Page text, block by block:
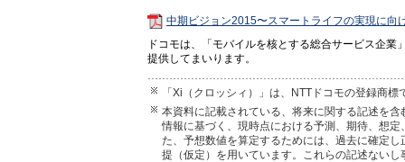
中期ビジョン2015〜スマートライフの実現に向
ドコモは、「モバイルを核とする総合サービス企
提供してまいります。
「Xi（クロッシィ）」は、NTTドコモの登録商標
本資料に記載されている、将来に関する記述を
情報に基づく、現時点における予測、期待、想
た、予想数値を算定するためには、過去に確定
提（仮定）を用いています。これらの記述ない